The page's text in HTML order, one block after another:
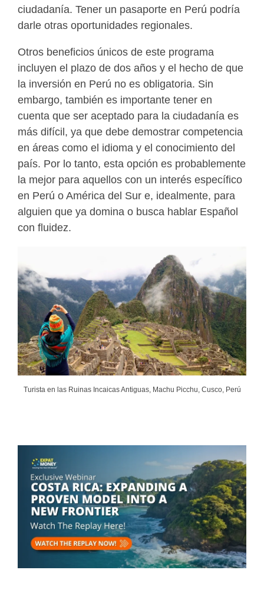
ciudadanía. Tener un pasaporte en Perú podría
darle otras oportunidades regionales.
Otros beneficios únicos de este programa
incluyen el plazo de dos años y el hecho de que
la inversión en Perú no es obligatoria. Sin
embargo, también es importante tener en
cuenta que ser aceptado para la ciudadanía es
más difícil, ya que debe demostrar competencia
en áreas como el idioma y el conocimiento del
país. Por lo tanto, esta opción es probablemente
la mejor para aquellos con un interés específico
en Perú o América del Sur e, idealmente, para
alguien que ya domina o busca hablar Español
con fluidez.
Turista en las Ruinas Incaicas Antiguas, Machu Picchu, Cusco, Perú